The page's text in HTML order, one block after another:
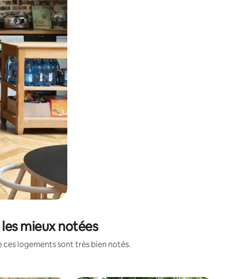
dessus et en les faisant glisser.
les mieux notées
logements sont très bien notés.